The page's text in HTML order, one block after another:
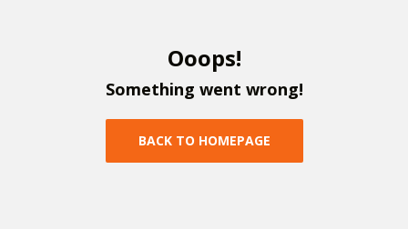
Ooops!
Something went wrong!
BACK TO HOMEPAGE